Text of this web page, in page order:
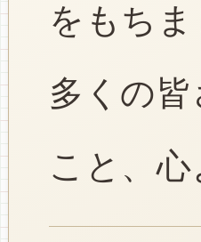
をもち
多くの
こと、